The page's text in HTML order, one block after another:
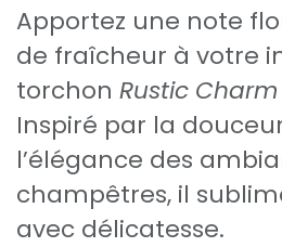
Apportez une note
de fraîcheur à votre
torchon Rustic
Inspiré par la
l’élégance des
champêtres, il
avec délicatesse.